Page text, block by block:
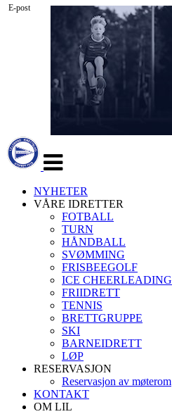
navigasjon
NYHETER
VÅRE IDRETTER
FOTBALL
TURN
HÅNDBALL
SVØMMING
FRISBEEGOLF
ICE CHEERLEADING
FRIIDRETT
TENNIS
BRETTGRUPPE
SKI
BARNEIDRETT
LØP
RESERVASJON
Reservasjon av møterom
KONTAKT
OM LIL
E-post